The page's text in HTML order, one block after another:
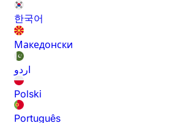
한국어
Македонски
اردو
Polski
Português